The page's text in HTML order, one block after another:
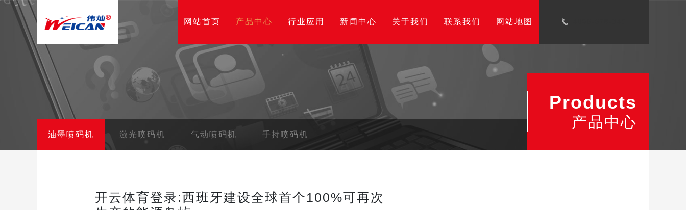
网站首页 产品中心 行业应用 新闻中心 关于我们 联系我们 网站地图
油墨喷码机 激光喷码机 气动喷码机 手持喷码机
Products
产品中心
开云体育登录:西班牙建设全球首个100%可再次